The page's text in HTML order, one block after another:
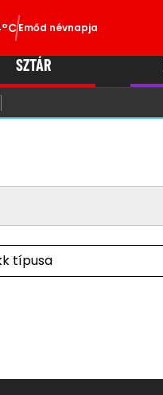
Emőd névnapja
SZTÁR
típusa